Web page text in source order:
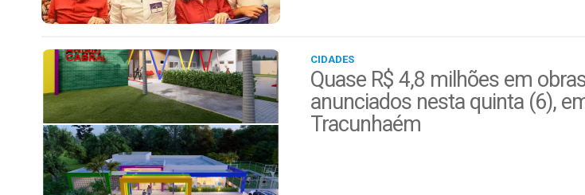
CIDADES
Quase R$ 4,8 milhões em
anunciados nesta quinta (6),
Tracunhaém